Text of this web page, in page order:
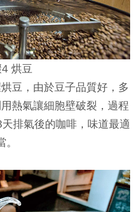
烘豆
豆，由於豆子品質好，多
熱氣讓細胞壁破裂，過程
排氣後的咖啡，味道最適
。